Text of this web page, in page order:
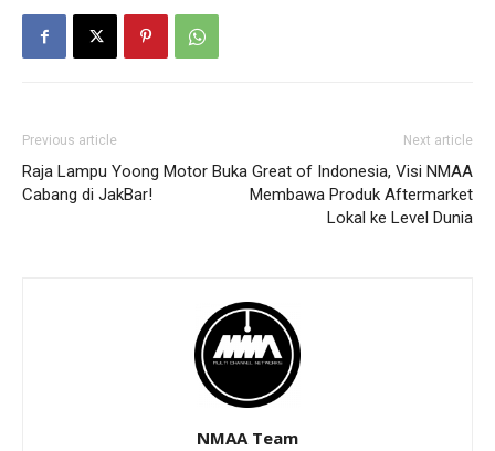
Previous article
Raja Lampu Yoong Motor Buka
Cabang di JakBar!
Next article
Great of Indonesia, Visi NMAA
Membawa Produk Aftermarket
Lokal ke Level Dunia
NMAA Team